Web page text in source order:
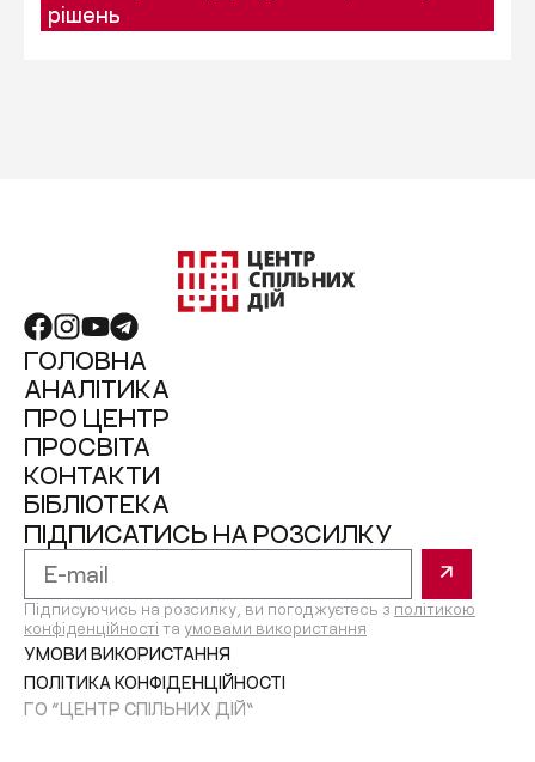
рішень
ГОЛОВНА
АНАЛІТИКА
ПРО ЦЕНТР
ПРОСВІТА
КОНТАКТИ
БІБЛІОТЕКА
ПІДПИСАТИСЬ НА РОЗСИЛКУ
Підписуючись на розсилку, ви погоджуєтесь з політикою
конфіденційності та умовами використання
ГО “ЦЕНТР СПІЛЬНИХ ДІЙ”
УМОВИ ВИКОРИСТАННЯ
ПОЛІТИКА КОНФІДЕНЦІЙНОСТІ